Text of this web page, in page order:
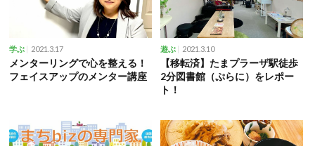
学ぶ 2021.3.17
メンターリングで心を整える！
フェイスアップのメンター講座
遊ぶ 2021.3.10
【移転済】たまプラーザ駅徒歩
2分図書館（ぷらに）をレポー
ト！